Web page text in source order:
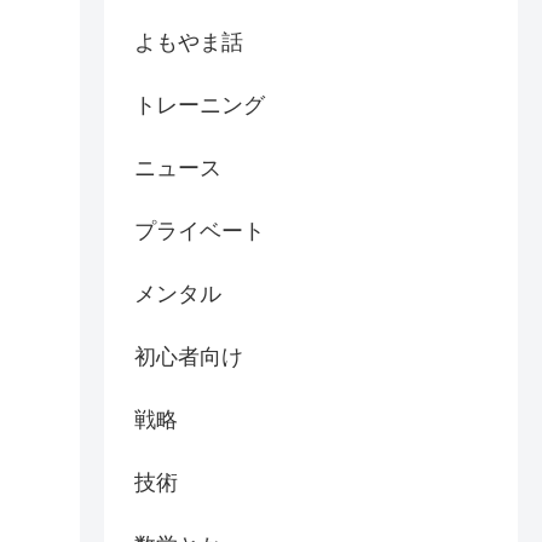
よもやま話
トレーニング
ニュース
プライベート
メンタル
初心者向け
戦略
技術